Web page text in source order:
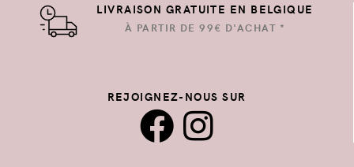
LIVRAISON GRATUITE EN BELGIQUE
À PARTIR DE 99€ D'ACHAT *
REJOIGNEZ-NOUS SUR